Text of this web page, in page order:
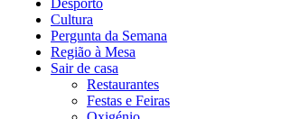
Cultura
Pergunta da Semana
Região à Mesa
Sair de casa
Restaurantes
Festas e Feiras